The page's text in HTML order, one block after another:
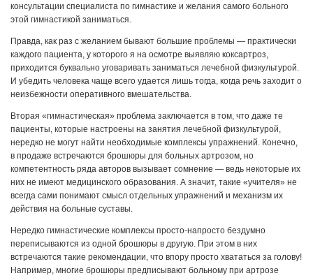
консультации специалиста по гимнастике и желания самого больного
этой гимнастикой заниматься.
Правда, как раз с желанием бывают большие проблемы — практически
каждого пациента, у которого я на осмотре выявляю коксартроз,
приходится буквально уговаривать заниматься лечебной физкультурой.
И убедить человека чаще всего удается лишь тогда, когда речь заходит о
неизбежности оперативного вмешательства.
Вторая «гимнастическая» проблема заключается в том, что даже те
пациенты, которые настроены на занятия лечебной физкультурой,
нередко не могут найти необходимые комплексы упражнений. Конечно,
в продаже встречаются брошюры для больных артрозом, но
компетентность ряда авторов вызывает сомнение — ведь некоторые их
них не имеют медицинского образования. А значит, такие «учителя» не
всегда сами понимают смысл отдельных упражнений и механизм их
действия на больные суставы.
Нередко гимнастические комплексы просто-напросто бездумно
переписываются из одной брошюры в другую. При этом в них
встречаются такие рекомендации, что впору просто хвататься за голову!
Например, многие брошюры предписывают больному при артрозе